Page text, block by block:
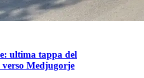
ultima tappa del
Medjugorje